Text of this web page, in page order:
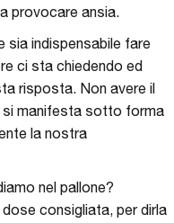
provocare ansia.
indispensabile fare
ci sta chiedendo ed
risposta. Non avere il
si manifesta sotto forma
la nostra
nel pallone?
consigliata, per dirla